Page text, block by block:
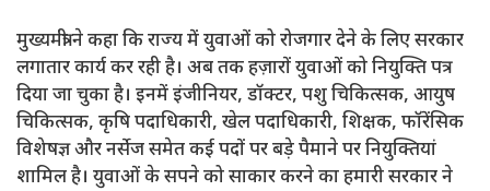
मुख्यमंत्री ने कहा कि राज्य में युवाओं को रोजगार देने के लिए सरकार
लगातार कार्य कर रही है। अब तक हज़ारों युवाओं को नियुक्ति पत्र
दिया जा चुका है। इनमें इंजीनियर, डॉक्टर, पशु चिकित्सक, आयुष
चिकित्सक, कृषि पदाधिकारी, खेल पदाधिकारी, शिक्षक, फॉरेंसिक
विशेषज्ञ और नर्सेज समेत कई पदों पर बड़े पैमाने पर नियुक्तियां
शामिल है। युवाओं के सपने को साकार करने का हमारी सरकार ने